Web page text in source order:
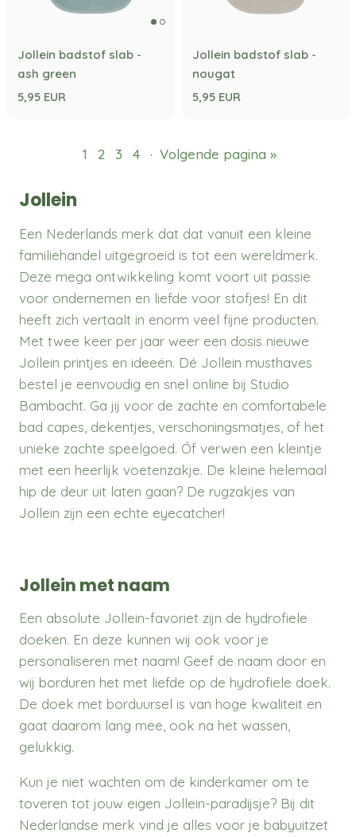
Jollein badstof slab -
ash green
5,95 EUR
Jollein badstof slab -
nougat
5,95 EUR
1 2 3 4 · Volgende pagina »
Jollein
Een Nederlands merk dat dat vanuit een kleine
familiehandel uitgegroeid is tot een wereldmerk.
Deze mega ontwikkeling komt voort uit passie
voor ondernemen en liefde voor stofjes! En dit
heeft zich vertaalt in enorm veel fijne producten.
Met twee keer per jaar weer een dosis nieuwe
Jollein printjes en ideeën. Dé Jollein musthaves
bestel je eenvoudig en snel online bij Studio
Bambacht. Ga jij voor de zachte en comfortabele
bad capes, dekentjes, verschoningsmatjes, of het
unieke zachte speelgoed. Óf verwen een kleintje
met een heerlijk voetenzakje. De kleine helemaal
hip de deur uit laten gaan? De rugzakjes van
Jollein zijn een echte eyecatcher!
Jollein met naam
Een absolute Jollein-favoriet zijn de hydrofiele
doeken. En deze kunnen wij ook voor je
personaliseren met naam! Geef de naam door en
wij borduren het met liefde op de hydrofiele doek.
De doek met borduursel is van hoge kwaliteit en
gaat daarom lang mee, ook na het wassen,
gelukkig.
Kun je niet wachten om de kinderkamer om te
toveren tot jouw eigen Jollein-paradijsje? Bij dit
Nederlandse merk vind je alles voor je babyuitzet